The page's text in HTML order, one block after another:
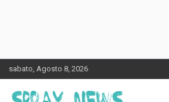
to
content
sabato, Agosto 8, 2026